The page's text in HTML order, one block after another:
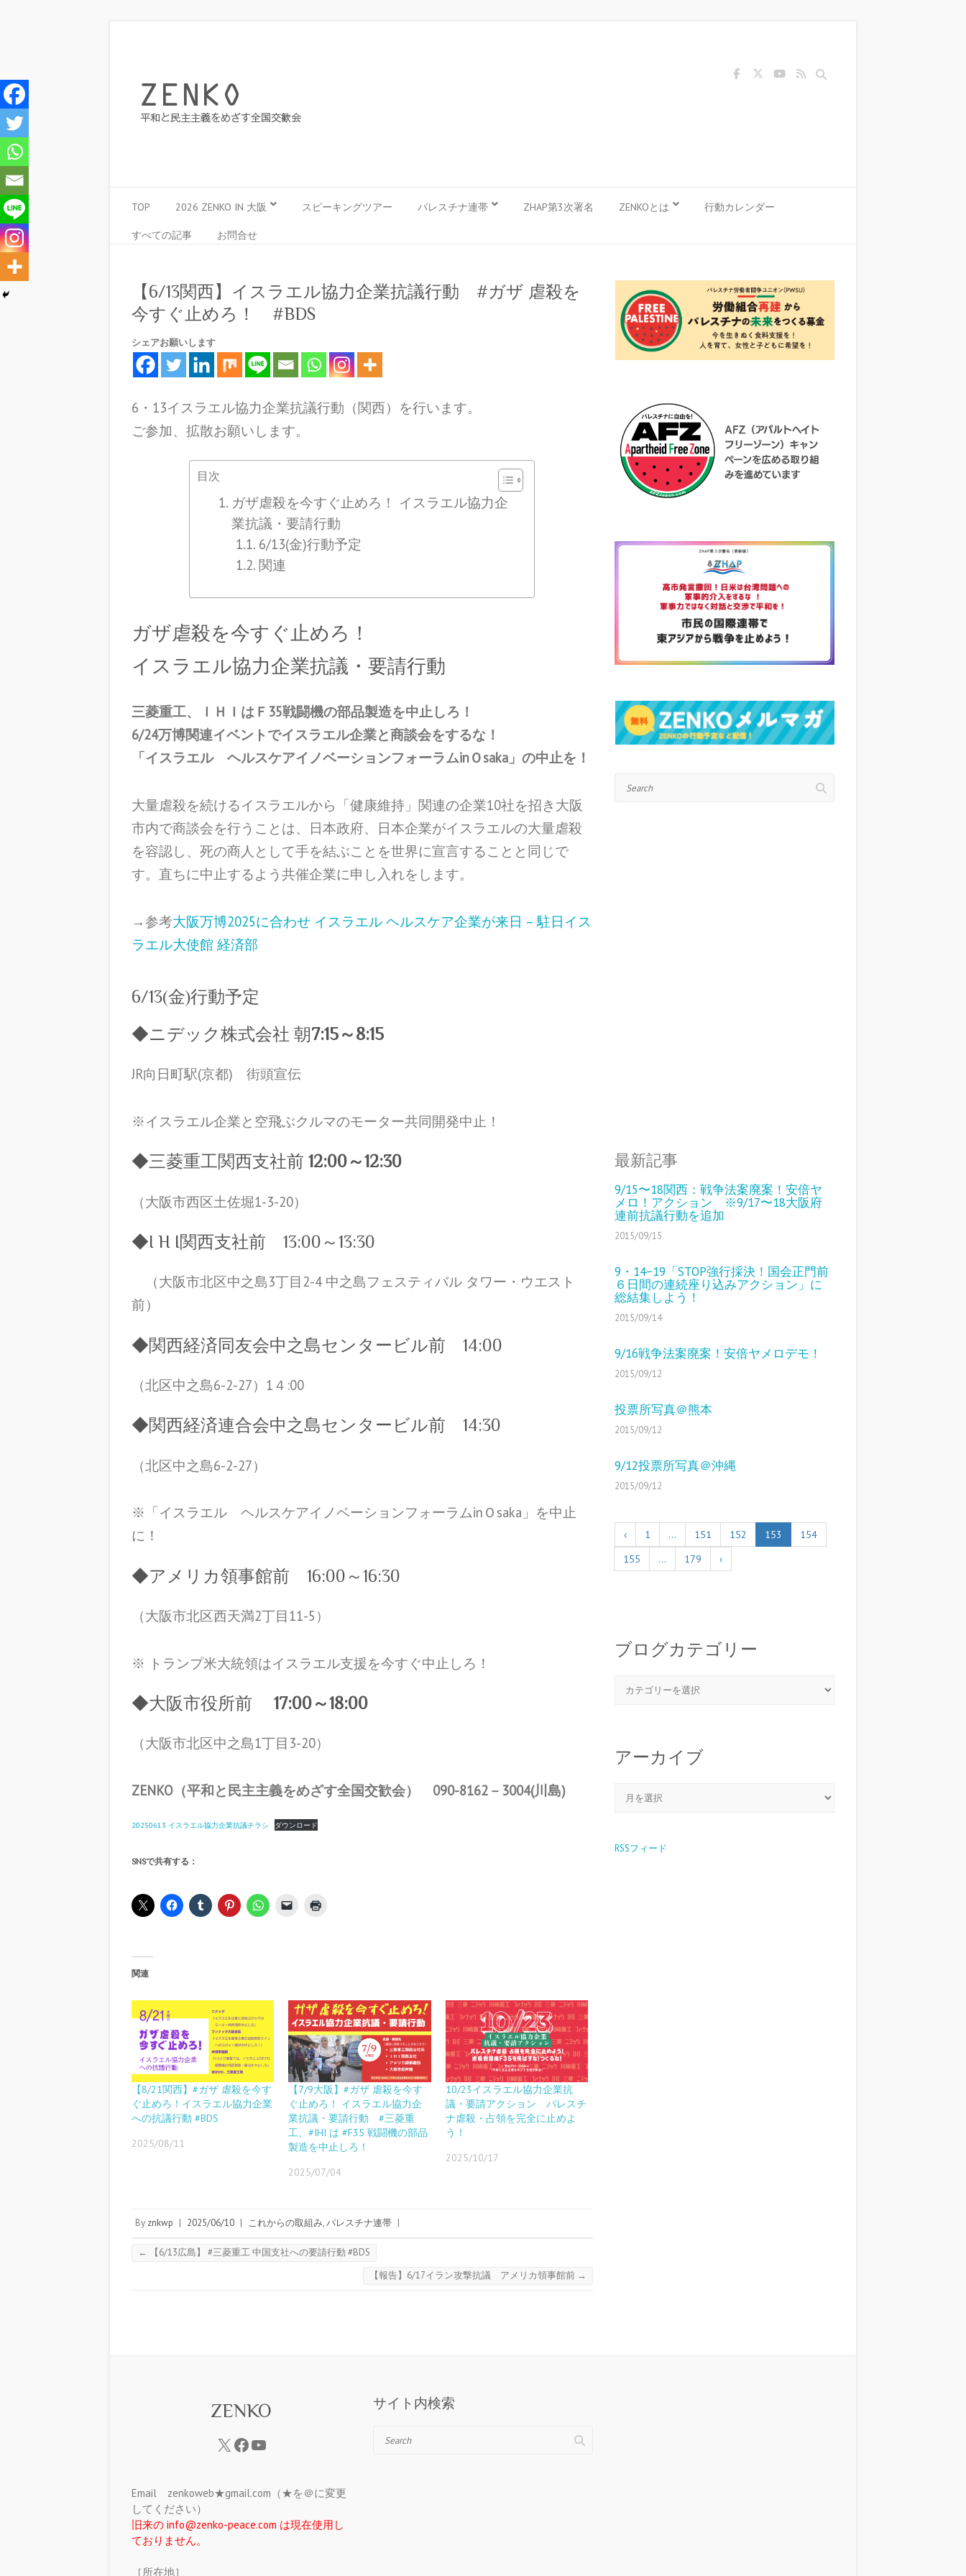
Search
TOP 2026 ZENKO IN 大阪 スピーキングツアー パレスチナ連帯 ZHAP第3次署名 ZENKOとは 行動カレンダー
すべての記事 お問合せ
【6/13関西】イスラエル協力企業抗議行動 #ガザ 虐殺を
今すぐ止めろ！ #BDS
シェアお願いします
6・13イスラエル協力企業抗議行動（関西）を行います。
ご参加、拡散お願いします。
目次
ガザ虐殺を今すぐ止めろ！ イスラエル協力企
業抗議・要請行動
6/13(金)行動予定
関連
ガザ虐殺を今すぐ止めろ！
イスラエル協力企業抗議・要請行動
三菱重工、ＩＨＩはＦ35戦闘機の部品製造を中止しろ！
6/24万博関連イベントでイスラエル企業と商談会をするな！
「イスラエル ヘルスケアイノベーションフォーラムinＯsaka」の中止を！
大量虐殺を続けるイスラエルから「健康維持」関連の企業10社を招き大阪
市内で商談会を行うことは、日本政府、日本企業がイスラエルの大量虐殺
を容認し、死の商人として手を結ぶことを世界に宣言することと同じで
す。直ちに中止するよう共催企業に申し入れをします。
→参考大阪万博2025に合わせ イスラエル ヘルスケア企業が来日 – 駐日イス
ラエル大使館 経済部
6/13(金)行動予定
◆ニデック株式会社 朝7:15～8:15
JR向日町駅(京都) 街頭宣伝
※イスラエル企業と空飛ぶクルマのモーター共同開発中止！
◆三菱重工関西支社前 12:00～12:30
（大阪市西区土佐堀1-3-20）
◆I H I関西支社前 13:00～13:30
（大阪市北区中之島3丁目2-4 中之島フェスティバル タワー・ウエスト
前）
◆関西経済同友会中之島センタービル前 14:00
（北区中之島6-2-27）1４:00
◆関西経済連合会中之島センタービル前 14:30
（北区中之島6-2-27）
※「イスラエル ヘルスケアイノベーションフォーラムinＯsaka」を中止
に！
◆アメリカ領事館前 16:00～16:30
（大阪市北区西天満2丁目11-5）
※ トランプ米大統領はイスラエル支援を今すぐ中止しろ！
◆大阪市役所前 17:00～18:00
（大阪市北区中之島1丁目3-20）
ZENKO（平和と民主主義をめざす全国交歓会） 090-8162－3004(川島)
20250613 イスラエル協力企業抗議チラシ ダウンロード
SNSで共有する：
関連
【8/21関西】#ガザ 虐殺を今す
ぐ止めろ！イスラエル協力企業
への抗議行動 #BDS
2025/08/11
【7/9大阪】#ガザ 虐殺を今す
ぐ止めろ！ イスラエル協力企
業抗議・要請行動 #三菱重
工、#IHI は #F35 戦闘機の部品
製造を中止しろ！
2025/07/04
10/23イスラエル協力企業抗
議・要請アクション パレスチ
ナ虐殺・占領を完全に止めよ
う！
2025/10/17
By znkwp | 2025/06/10 | これからの取組み,パレスチナ連帯 |
←
【6/13広島】 #三菱重工 中国支社への要請行動 #BDS
【報告】6/17イラン攻撃抗議 アメリカ領事館前 →
最新記事
9/15〜18関西：戦争法案廃案！安倍ヤ
メロ！アクション ※9/17〜18大阪府
連前抗議行動を追加
2015/09/15
9・14−19「STOP強行採決！国会正門前
６日間の連続座り込みアクション」に
総結集しよう！
2015/09/14
9/16戦争法案廃案！安倍ヤメロデモ！
2015/09/12
投票所写真＠熊本
2015/09/12
9/12投票所写真＠沖縄
2015/09/12
‹ 1 … 151 152 153
154
155
… 179 ›
ブログカテゴリー
アーカイブ
RSSフィード
ZENKO
Email zenkoweb★gmail.com（★を＠に変更
してください）
旧来の info@zenko-peace.com は現在使用し
ておりません。
［所在地］
サイト内検索
Search